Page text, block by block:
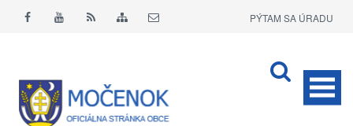
PÝTAM SA ÚRADU